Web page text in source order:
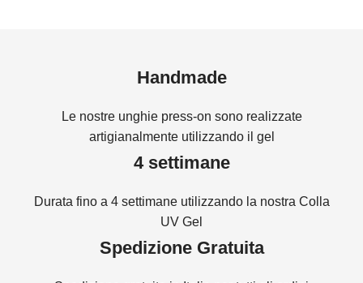
Handmade
Le nostre unghie press-on sono realizzate
artigianalmente utilizzando il gel
4 settimane
Durata fino a 4 settimane utilizzando la nostra Colla
UV Gel
Spedizione Gratuita